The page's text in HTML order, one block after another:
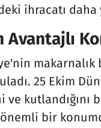
ihracatı daha
25 Ekim
kutlandığını
bir